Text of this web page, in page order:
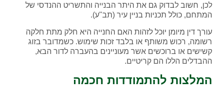
לכן, חשוב לבדוק גם את היתר הבנייה והתשריט ההנדסי של
המתחם, כולל תכניות בניין עיר (תב"ע).
עורך דין מיומן יוכל לזהות האם החנייה היא חלק מתת חלקה
רשומה, רכוש משותף או בלבד זכות שימוש. כשמדובר בזוג
קשישים או ברוכשים אשר מעוניינים בהעברה לדור הבא,
ההבדלים הללו הם קריטיים.
המלצות להתמודדות חכמה